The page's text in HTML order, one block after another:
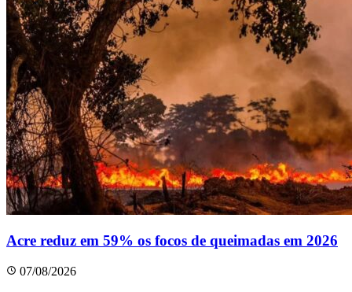
Acre reduz em 59% os focos de queimadas em 2026
07/08/2026